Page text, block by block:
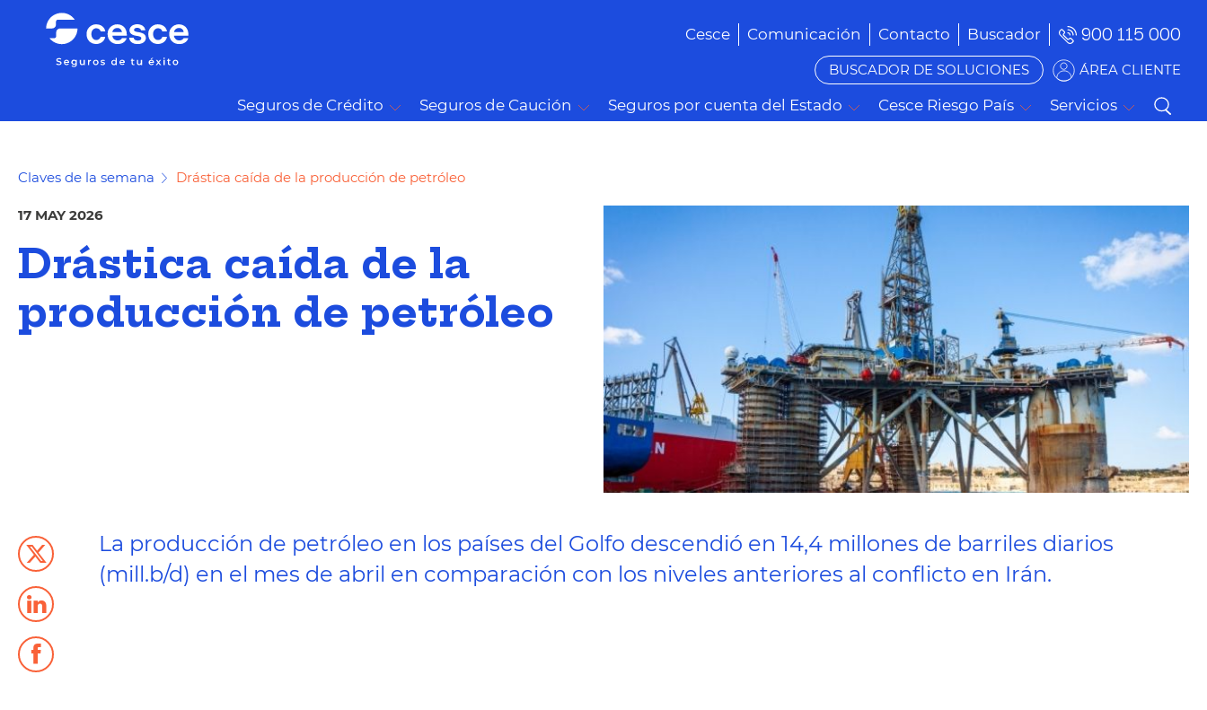
Cesce Comunicación Contacto Buscador 900 115 000
BUSCADOR DE SOLUCIONES ÁREA CLIENTE
Seguros de Crédito Seguros de Caución Seguros por cuenta del Estado Cesce Riesgo País Servicios
Claves de la semana Drástica caída de la producción de petróleo
17 MAY 2026
Drástica caída de la
producción de petróleo
La producción de petróleo en los países del Golfo descendió en 14,4 millones de barriles diarios
(mill.b/d) en el mes de abril en comparación con los niveles anteriores al conflicto en Irán.